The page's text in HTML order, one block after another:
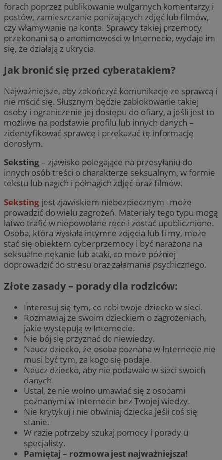
forach poprzez publikowanie wulgarnych komentarzy i
postów, zamieszczanie poniżających zdjęć lub filmów,
czy włamywanie na konta. Sprawcy takiej przemocy
przekonani są o anonimowości w Internecie, wydaje im
się, że działają z ukrycia.
Jak bronić się przed cyberatakiem?
Najważniejsze, aby zakończyć komunikację ze sprawcą i
nie mścić się. Słusznym będzie zablokowanie takiej
osoby i ograniczenie jej dostępu do ofiary, a jeśli jest to
możliwe na podstawie profilu lub innych danych –
zidentyfikować sprawcę i przekazać tę informację
dorosłym.
Seksting– zjawisko polegające na przesyłaniu do
innych osób treści o charakterze seksualnym, w formie
tekstu lub nagich i półnagich zdjęć oraz filmów.
Seksting jest zjawiskiem niebezpiecznym i może
prowadzić do wielu zagrożeń. Materiały tego typu mogą
łatwo trafić w niepowołane ręce i zostać upublicznione.
Osoba, która wysłała intymne zdjęcia lub filmy, może
stać się obiektem cyberprzemocy i być narażona na
seksualne nękanie lub ataki, co może później
doprowadzić do stresu oraz załamania psychicznego.
Złote zasady – porady dla rodziców:
Interesuj się tym, co robi twoje dziecko w sieci.
Rozmawiaj ze swoim dzieckiem o zagrożeniach,
jakie występują w Internecie.
Nie bój się przyznać do niewiedzy.
Naucz dziecko, że osoba poznana w Internecie nie
musi być tym, za kogo się podaje.
Naucz dziecko, aby nie podawało w sieci swoich
danych.
Ustal, że nie wolno umawiać się z osobami
poznanymi w Internecie bez Twojej wiedzy.
Nie krytykuj i nie obwiniaj dziecka jeśli coś się
stanie.
W razie potrzeby szukaj pomocy i porady u
specjalisty.
Pamiętaj – rozmowa jest najważniejsza!